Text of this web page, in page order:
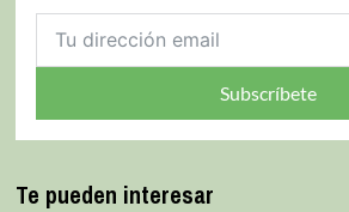
Subscríbete
Te pueden interesar